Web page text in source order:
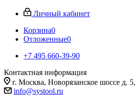
Личный кабинет
Корзина0
Отложенные0
+7 495 660-39-90
Контактная информация
г. Москва, Новорязанское шоссе д.
info@systool.ru